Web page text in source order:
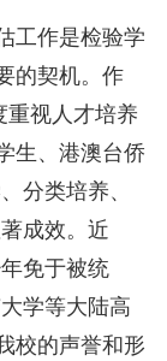
工作是检验学
的契机。作
重视人才培养
生、港澳台侨
分类培养、
成效。近
免于被统
学等大陆高
校的声誉和形